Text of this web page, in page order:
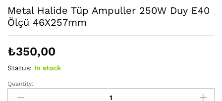
Metal Halide Tüp Ampuller 250W Duy E40
Ölçü 46X257mm
₺350,00
Status: In stock
Metal
Halide
Quantity: